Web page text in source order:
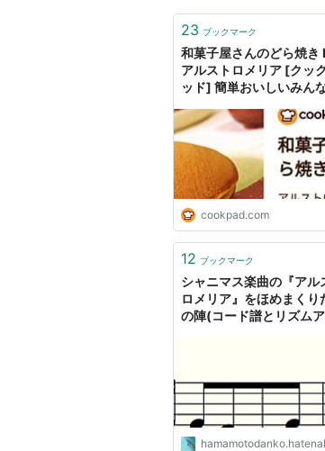
23 ブックマーク
和菓子屋さんのどら焼き
アルストロメリア [クッ
ッド] 簡単おいしいみん
cookpad.com
12 ブックマーク
シャニマス楽曲の『アル
ロメリア』をほめまくり
の陣(コード譜とリズムア